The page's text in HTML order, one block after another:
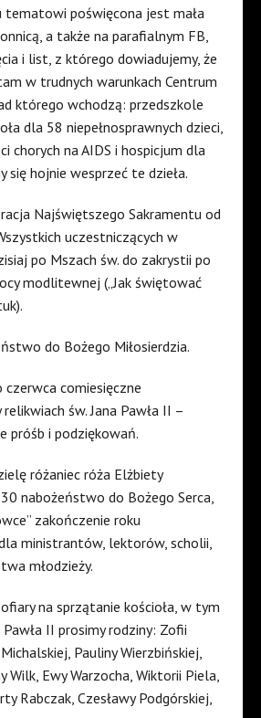
tematowi poświęcona jest mała
a także na parafialnym FB,
i list, z którego dowiadujemy, że
w trudnych warunkach Centrum
którego wchodzą: przedszkole
dla 58 niepełnosprawnych dzieci,
chorych na AIDS i hospicjum dla
się hojnie wesprzeć te dzieła.
Najświętszego Sakramentu od
uczestniczących w
po Mszach św. do zakrystii po
modlitewnej („Jak świętować
do Bożego Miłosierdzia.
comiesięczne
św. Jana Pawła II –
próśb i podziękowań.
różaniec róża Elżbiety
nabożeństwo do Bożego Serca,
zakończenie roku
ministrantów, lektorów, scholii,
młodzieży.
na sprzątanie kościoła, w tym
II prosimy rodziny: Zofii
Pauliny Wierzbińskiej,
Wilk, Ewy Warzocha, Wiktorii Piela,
Rabczak, Czesławy Podgórskiej,